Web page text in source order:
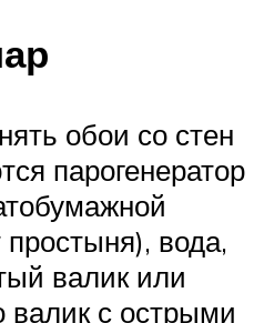
обои со стен
парогенератор
вода,
валик или
валик с острыми